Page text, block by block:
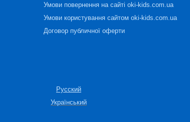
Умови повернення на сайті oki-kids.com.ua
Умови користування сайтом oki-kids.com.ua
Договор публичної оферти
Русский
Український